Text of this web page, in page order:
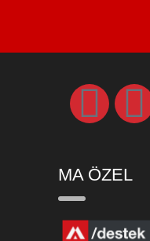
MA ÖZEL